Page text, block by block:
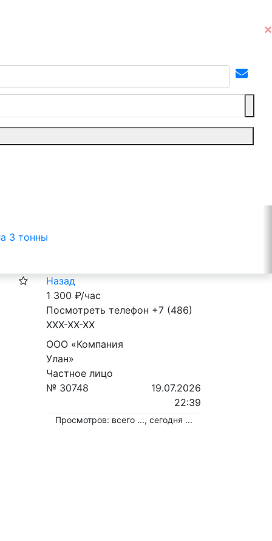
3 тонны
Назад
1 300 ₽/час
Посмотреть телефон +7 (486)
XXX-XX-XX
ООО «Компания
Улан»
Частное лицо
№ 30748
19.07.2026
22:39
Просмотров: всего ..., сегодня ...